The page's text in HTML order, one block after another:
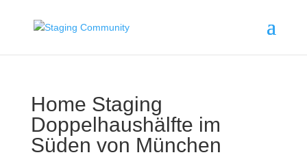
Home Staging
Doppelhaushälfte im
Süden von München